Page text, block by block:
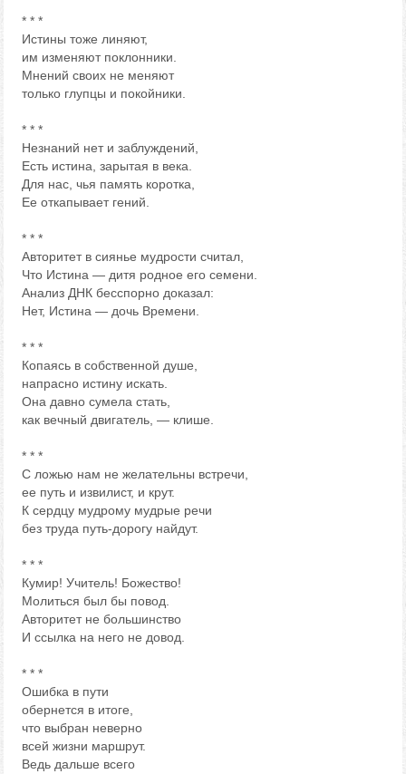
* * *
Истины тоже линяют,
им изменяют поклонники.
Мнений своих не меняют
только глупцы и покойники.
* * *
Незнаний нет и заблуждений,
Есть истина, зарытая в века.
Для нас, чья память коротка,
Ее откапывает гений.
* * *
Авторитет в сиянье мудрости считал,
Что Истина — дитя родное его семени.
Анализ ДНК бесспорно доказал:
Нет, Истина — дочь Времени.
* * *
Копаясь в собственной душе,
напрасно истину искать.
Она давно сумела стать,
как вечный двигатель, — клише.
* * *
С ложью нам не желательны встречи,
ее путь и извилист, и крут.
К сердцу мудрому мудрые речи
без труда путь-дорогу найдут.
* * *
Кумир! Учитель! Божество!
Молиться был бы повод.
Авторитет не большинство
И ссылка на него не довод.
* * *
Ошибка в пути
обернется в итоге,
что выбран неверно
всей жизни маршрут.
Ведь дальше всего